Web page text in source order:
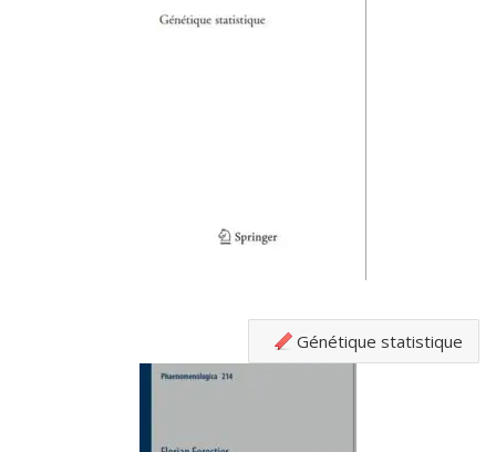
Génétique statistique